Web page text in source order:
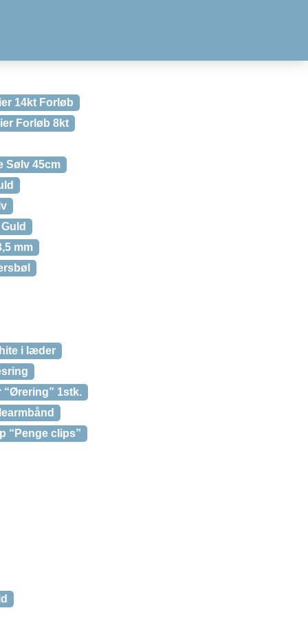
14kt Forløb
Forløb 8kt
Sølv 45cm
mm
i læder
“Ørering” 1stk.
“Penge clips”